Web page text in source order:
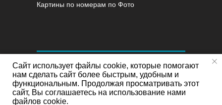
Картины по номерам по Фото
Сайт использует файлы cookie, которые помогают
нам сделать сайт более быстрым, удобным и
функциональным. Продолжая просматривать этот
сайт, Вы соглашаетесь на использование нами
файлов cookie.